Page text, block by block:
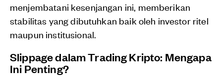
menjembatani kesenjangan ini, memberikan
stabilitas yang dibutuhkan baik oleh investor ritel
maupun institusional.
Slippage dalam Trading Kripto: Mengapa
Ini Penting?